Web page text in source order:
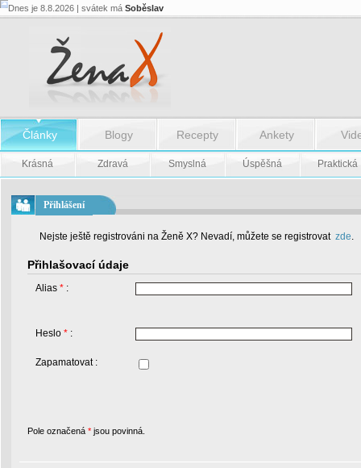
Dnes je 8.8.2026 | svátek má Soběslav
Články Blogy Recepty Ankety
Krásná Zdravá Smyslná Úspěšná Praktická
Přihlášení
Nejste ještě registrováni na Ženě X? Nevadí, můžete se registrovat zde.
Přihlašovací údaje
Alias * :
Heslo * :
Zapamatovat :
Pole označená * jsou povinná.